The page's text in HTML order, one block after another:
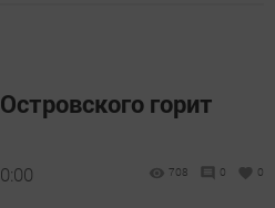
горит
708 0 0